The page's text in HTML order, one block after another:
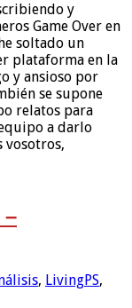
y
Game Over en
soltado un
plataforma en la
y ansioso por
se supone
relatos para
a darlo
vosotros,
, LivingPS,